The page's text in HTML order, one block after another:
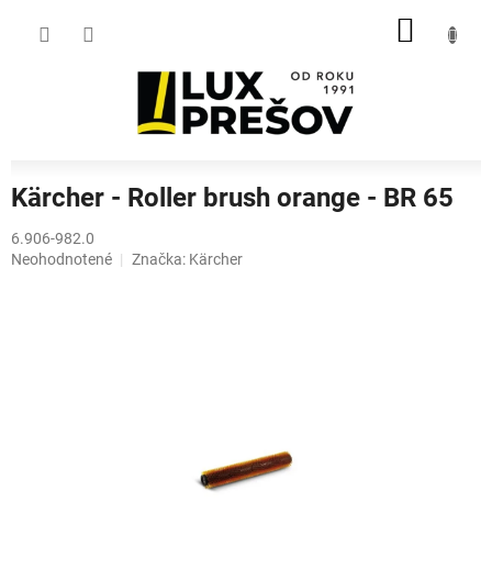
Kärcher - Roller brush orange - BR 65
6.906-982.0
Priemerné
Neohodnotené Značka: Kärcher